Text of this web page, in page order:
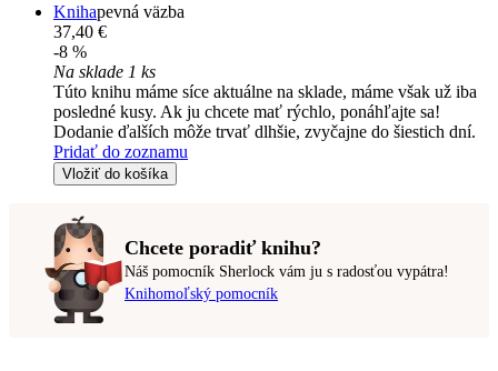
Knihapevná väzba
37,40 €
-8 %
Na sklade 1 ks
Túto knihu máme síce aktuálne na sklade, máme však už iba
posledné kusy. Ak ju chcete mať rýchlo, ponáhľajte sa!
Dodanie ďalších môže trvať dlhšie, zvyčajne do šiestich dní.
Pridať do zoznamu
Vložiť do košíka
Chcete poradiť knihu?
Náš pomocník Sherlock vám ju s radosťou vypátra!
Knihomoľský pomocník